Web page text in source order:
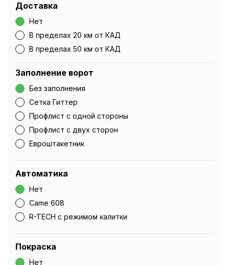
Доставка
Нет
В пределах 20 км от КАД
В пределах 50 км от КАД
Заполнение ворот
Без заполнения
Сетка Гиттер
Профлист с одной стороны
Профлист с двух сторон
Евроштакетник
Автоматика
Нет
Came 608
R-TECH с режимом калитки
Покраска
Нет